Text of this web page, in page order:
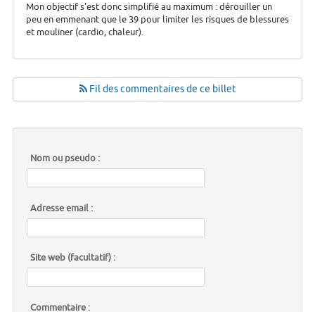
Mon objectif s'est donc simplifié au maximum : dérouiller un
peu en emmenant que le 39 pour limiter les risques de blessures
et mouliner (cardio, chaleur).
Fil des commentaires de ce billet
Nom ou pseudo :
Adresse email :
Site web (facultatif) :
Commentaire :